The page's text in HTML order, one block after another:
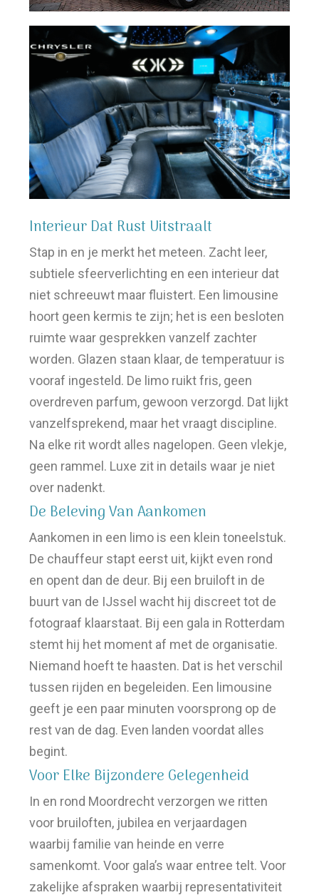
Interieur Dat Rust Uitstraalt
Stap in en je merkt het meteen. Zacht leer,
subtiele sfeerverlichting en een interieur dat
niet schreeuwt maar fluistert. Een limousine
hoort geen kermis te zijn; het is een besloten
ruimte waar gesprekken vanzelf zachter
worden. Glazen staan klaar, de temperatuur is
vooraf ingesteld. De limo ruikt fris, geen
overdreven parfum, gewoon verzorgd. Dat lijkt
vanzelfsprekend, maar het vraagt discipline.
Na elke rit wordt alles nagelopen. Geen vlekje,
geen rammel. Luxe zit in details waar je niet
over nadenkt.
De Beleving Van Aankomen
Aankomen in een limo is een klein toneelstuk.
De chauffeur stapt eerst uit, kijkt even rond
en opent dan de deur. Bij een bruiloft in de
buurt van de IJssel wacht hij discreet tot de
fotograaf klaarstaat. Bij een gala in Rotterdam
stemt hij het moment af met de organisatie.
Niemand hoeft te haasten. Dat is het verschil
tussen rijden en begeleiden. Een limousine
geeft je een paar minuten voorsprong op de
rest van de dag. Even landen voordat alles
begint.
Voor Elke Bijzondere Gelegenheid
In en rond Moordrecht verzorgen we ritten
voor bruiloften, jubilea en verjaardagen
waarbij familie van heinde en verre
samenkomt. Voor gala’s waar entree telt. Voor
zakelijke afspraken waarbij representativiteit